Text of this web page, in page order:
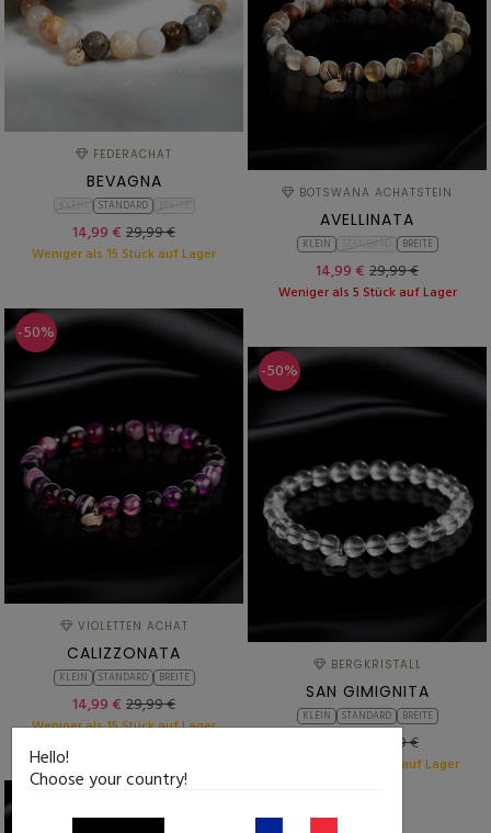
FEDERACHAT
BEVAGNA
STANDARD
14,99 € 29,99 €
Weniger als 15 Stück auf Lager
BOTSWANA ACHATSTEIN
AVELLINATA
KLEIN BREITE
14,99 € 29,99 €
Weniger als 5 Stück auf Lager
-50%
VIOLETTEN ACHAT
CALIZZONATA
KLEIN STANDARD BREITE
14,99 € 29,99 €
Weniger als 15 Stück auf Lager
-50%
BERGKRISTALL
SAN GIMIGNITA
KLEIN STANDARD BREITE
29,99 €
Weniger als 15 Stück auf Lager
Hello!
Choose your country!